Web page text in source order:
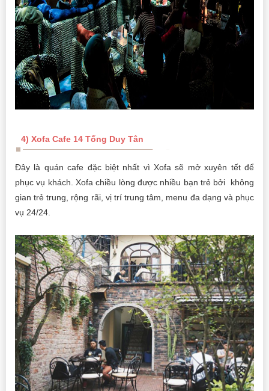
4) Xofa Cafe 14 Tống Duy Tân
Đây là quán cafe đặc biệt nhất vì Xofa sẽ mở xuyên tết để
phục vụ khách. Xofa chiều lòng được nhiều bạn trẻ bởi không
gian trẻ trung, rộng rãi, vị trí trung tâm, menu đa dạng và phục
vụ 24/24.